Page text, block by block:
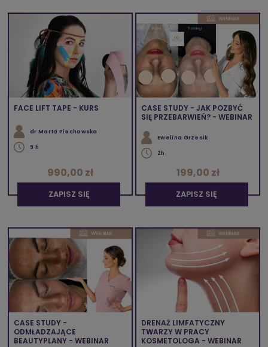
FACE LIFT TAPE - KURS
dr Marta Piechowska
9 h
990,00 zł
ZAPISZ SIĘ
CASE STUDY - JAK POZBYĆ
SIĘ PRZEBARWIEŃ? - WEBINAR
Ewelina Grzesik
2h
199,00 zł
ZAPISZ SIĘ
CASE STUDY -
ODMŁADZAJĄCE
BEAUTYPLANY - WEBINAR
DRENAŻ LIMFATYCZNY
TWARZY W PRACY
KOSMETOLOGA - WEBINAR